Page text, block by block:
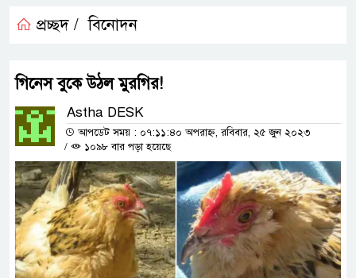
প্রচ্ছদ / বিনোদন
গিনে‌‌স বুকে উঠল মুরগির!‌
Astha DESK
আপডেট সময় : ০৭:১১:৪০ অপরাহ্ন, রবিবার, ২৫ জুন ২০২৩
/
১০৯৮ বার পড়া হয়েছে